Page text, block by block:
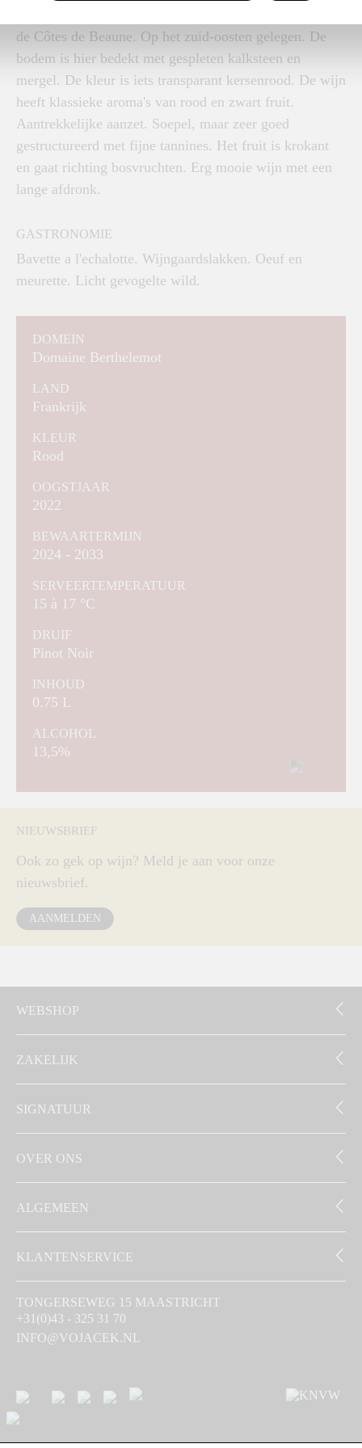
de Côtes de Beaune. Op het zuid-oosten gelegen. De
bodem is hier bedekt met gespleten kalksteen en
mergel. De kleur is iets transparant kersenrood. De wijn
heeft klassieke aroma's van rood en zwart fruit.
Aantrekkelijke aanzet. Soepel, maar zeer goed
gestructureerd met fijne tannines. Het fruit is krokant
en gaat richting bosvruchten. Erg mooie wijn met een
lange afdronk.
GASTRONOMIE
Bavette a l'echalotte. Wijngaardslakken. Oeuf en
meurette. Licht gevogelte wild.
DOMEIN
Domaine Berthelemot
LAND
Frankrijk
KLEUR
Rood
OOGSTJAAR
2022
BEWAARTERMIJN
2024 - 2033
SERVEERTEMPERATUUR
15 à 17 °C
DRUIF
Pinot Noir
INHOUD
0.75 L
ALCOHOL
13,5%
NIEUWSBRIEF
Ook zo gek op wijn? Meld je aan voor onze
nieuwsbrief.
AANMELDEN
WEBSHOP
ZAKELIJK
SIGNATUUR
OVER ONS
ALGEMEEN
KLANTENSERVICE
TONGERSEWEG 15 MAASTRICHT
+31(0)43 - 325 31 70
INFO@VOJACEK.NL